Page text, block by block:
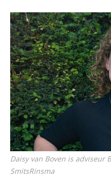
Daisy van Boven is adviseur
SmitsRinsma